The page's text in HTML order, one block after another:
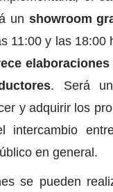
un showroom
11:00 y las 18:00
. Será
y adquirir los
intercambio
en general.
se pueden